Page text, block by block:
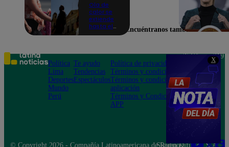
X
Ola de
calor se
extiende
hasta el
Lima y
otras 16
regiones
Encuéntranos también en
Política
Lima
Deportes
Mundo
Perú
Te ayudo
Tendencias
Espectáculos
Política de privacidad
Términos y condiciones
Términos y condiciones
aplicación
Términos y Condiciones
APP
Teléfono: 219
Av. San
Felipe 968
Jesús María
© Copyright 2026 - Compañía Latinoamericana de Radio Difusión S.A.
Síguenos